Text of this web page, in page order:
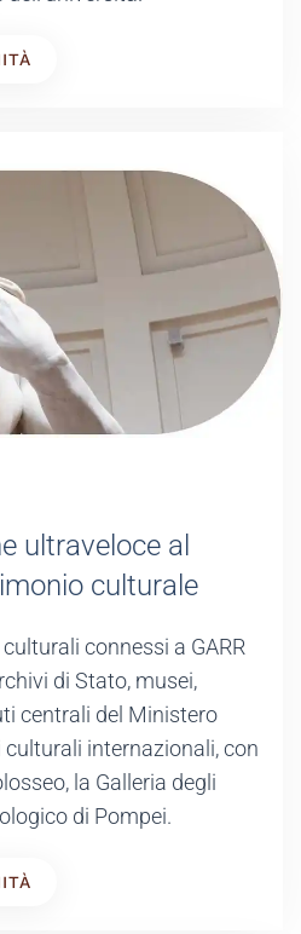
ultraveloce al
culturale
connessi a GARR
di Stato, musei,
centrali del Ministero
internazionali, con
la Galleria degli
di Pompei.